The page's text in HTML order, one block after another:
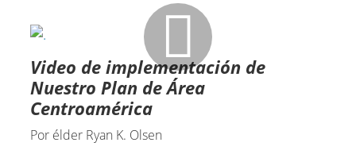
Video de implementación de
Nuestro Plan de Área
Centroamérica
Por élder Ryan K. Olsen